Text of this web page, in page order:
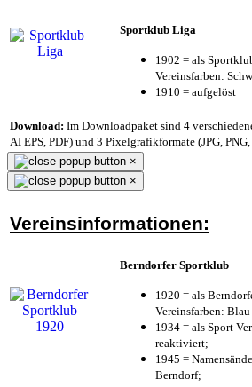
Sportklub Liga
1902 = als
Vereinsfarben:
1910 = aufgelöst
Download: Im Downloadpaket sind 4
AI EPS, PDF) und 3 Pixelgrafikformate (JPG,
×
×
Vereinsinformationen:
Berndorfer Sportklub
1920 = als
Vereinsfarben:
1934 = als Sport
reaktiviert;
1945 =
Berndorf;